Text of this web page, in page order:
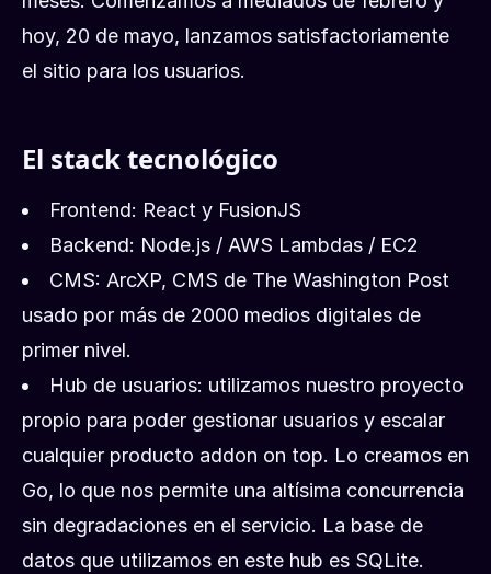
hoy, 20 de mayo, lanzamos satisfactoriamente
el sitio para los usuarios.
El stack tecnológico
Frontend: React y FusionJS
Backend: Node.js / AWS Lambdas / EC2
CMS: ArcXP, CMS de The Washington Post
usado por más de 2000 medios digitales de
primer nivel.
Hub de usuarios: utilizamos nuestro proyecto
propio para poder gestionar usuarios y escalar
cualquier producto addon on top. Lo creamos en
Go, lo que nos permite una altísima concurrencia
sin degradaciones en el servicio. La base de
datos que utilizamos en este hub es SQLite.